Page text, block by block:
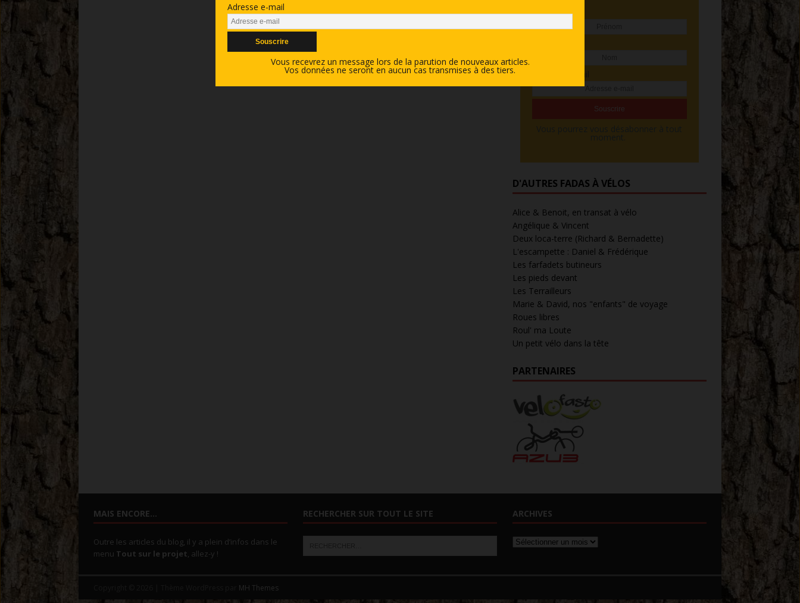
Prénom
D'AUTRES FADAS À VÉLOS
Alice & Benoit, en transat à vélo
Angélique & Vincent
Deux loca-terre (Richard & Bernadette)
L'escampette : Daniel & Frédérique
Les farfadets butineurs
Les pieds devant
Les Terrailleurs
Marie & David, nos "enfants" de voyage
Roues libres
Roul' ma Loute
Un petit vélo dans la tête
PARTENAIRES
MAIS ENCORE…
Outre les articles du blog, il y a plein d’infos dans le
menu Tout sur le projet, allez-y !
RECHERCHER SUR TOUT LE SITE ARCHIVES
MH Themes
Adresse e-mail
Vous recevrez un message lors de la parution de nouveaux articles.
Vos données ne seront en aucun cas transmises à des tiers.